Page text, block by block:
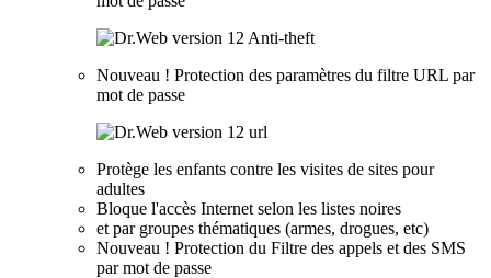
Nouveau ! Protection des paramètres du filtre URL par
mot de passe
Protège les enfants contre les visites de sites pour
adultes
Bloque l'accès Internet selon les listes noires
et par groupes thématiques (armes, drogues, etc)
Nouveau ! Protection du Filtre des appels et des SMS
par mot de passe